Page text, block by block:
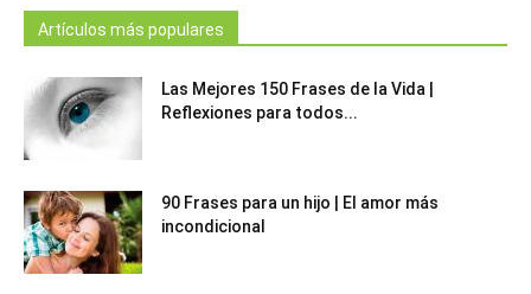
Artículos más populares
Las Mejores 150 Frases de la Vida |
Reflexiones para todos...
90 Frases para un hijo | El amor más
incondicional